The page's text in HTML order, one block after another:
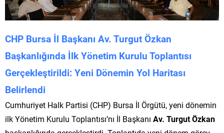
CHP Bursa İl Başkanı Av. Turgut Özkan
Başkanlığında İlk Yönetim Kurulu Toplantısı
Gerçekleştirildi: Yeni Dönemin Yol Haritası
Belirlendi
Cumhuriyet Halk Partisi (CHP) Bursa İl Örgütü, yeni dönemin
ilk Yönetim Kurulu Toplantısı’nı İl Başkanı Av. Turgut Özkan